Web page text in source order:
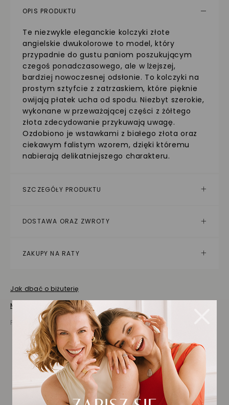
OPIS PRODUKTU
Te niezwykle eleganckie kolczyki złote
angielskie dwukolorowe to model, który
przypadnie do gustu paniom poszukującym
czegoś ponadczasowego, ale w lżejszej,
bardziej nowoczesnej odsłonie. To kolczyki na
prostym sztyfcie z zatrzaskiem, które pięknie
owijają płatek ucha od spodu. Niezbyt szerokie,
wykonane w przeważającej części z żółtego
złota zdecydowanie przykuwają uwagę.
Ozdobiono je wstawkami z białego złota oraz
ciekawym falistym wzorem, dzięki któremu
nabierają delikatniejszego charakteru.
SZCZEGÓŁY PRODUKTU
DOSTAWA ORAZ ZWROTY
ZAKUPY NA RATY
Jak dbać o biżuterię
Masz pytania? Zapytaj!
Prezentowana cena jest ceną brutto